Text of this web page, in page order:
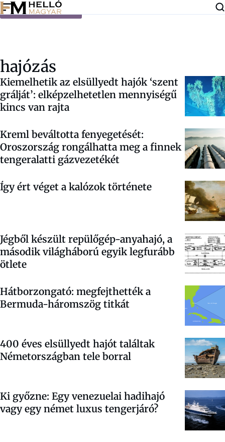
Ugrás a tartalomra
hajózás
Kiemelhetik az elsüllyedt hajók ‘szent
grálját’: elképzelhetetlen mennyiségű
kincs van rajta
Kreml beváltotta fenyegetését:
Oroszország rongálhatta meg a finnek
tengeralatti gázvezetékét
Így ért véget a kalózok története
Jégből készült repülőgép-anyahajó, a
második világháború egyik legfurább
ötlete
Hátborzongató: megfejthették a
Bermuda-háromszög titkát
400 éves elsüllyedt hajót találtak
Németországban tele borral
Ki győzne: Egy venezuelai hadihajó
vagy egy német luxus tengerjáró?